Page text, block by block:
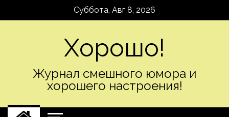
Суббота, Авг 8, 2026
Хорошо!
Журнал смешного юмора и
хорошего настроения!